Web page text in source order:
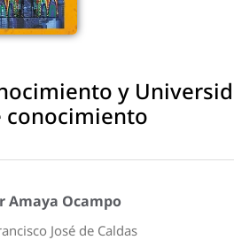
y
conocimiento
Amaya Ocampo
José de Caldas